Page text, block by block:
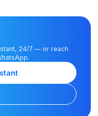
24/7 — or reach